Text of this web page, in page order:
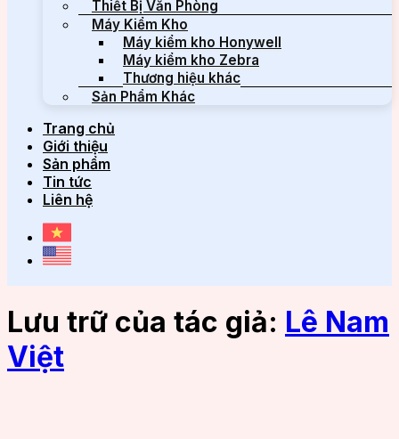
Thiết Bị Văn Phòng
Máy Kiểm Kho
Máy kiểm kho Honywell
Máy kiểm kho Zebra
Thương hiệu khác
Sản Phẩm Khác
Trang chủ
Giới thiệu
Sản phẩm
Tin tức
Liên hệ
Lưu trữ của tác giả: Lê Nam
Việt